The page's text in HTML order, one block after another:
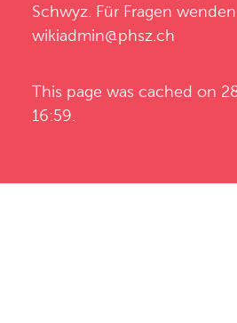
Schwyz . Für Fragen
wikiadmin@phsz.ch
This page was cached on
16:59.